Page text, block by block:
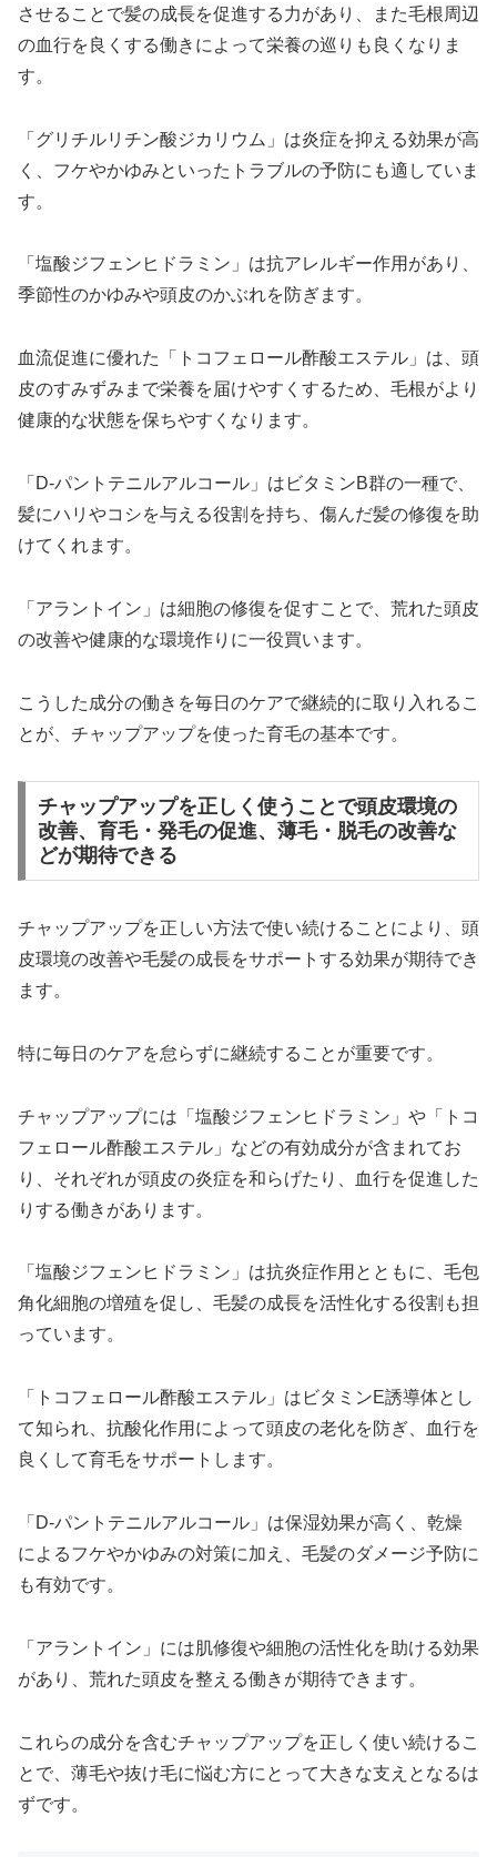
させることで髪の成長を促進する力があり、また毛根周辺
の血行を良くする働きによって栄養の巡りも良くなりま
す。
「グリチルリチン酸ジカリウム」は炎症を抑える効果が高
く、フケやかゆみといったトラブルの予防にも適していま
す。
「塩酸ジフェンヒドラミン」は抗アレルギー作用があり、
季節性のかゆみや頭皮のかぶれを防ぎます。
血流促進に優れた「トコフェロール酢酸エステル」は、頭
皮のすみずみまで栄養を届けやすくするため、毛根がより
健康的な状態を保ちやすくなります。
「D-パントテニルアルコール」はビタミンB群の一種で、
髪にハリやコシを与える役割を持ち、傷んだ髪の修復を助
けてくれます。
「アラントイン」は細胞の修復を促すことで、荒れた頭皮
の改善や健康的な環境作りに一役買います。
こうした成分の働きを毎日のケアで継続的に取り入れるこ
とが、チャップアップを使った育毛の基本です。
チャップアップを正しく使うことで頭皮環境の
改善、育毛・発毛の促進、薄毛・脱毛の改善な
どが期待できる
チャップアップを正しい方法で使い続けることにより、頭
皮環境の改善や毛髪の成長をサポートする効果が期待でき
ます。
特に毎日のケアを怠らずに継続することが重要です。
チャップアップには「塩酸ジフェンヒドラミン」や「トコ
フェロール酢酸エステル」などの有効成分が含まれてお
り、それぞれが頭皮の炎症を和らげたり、血行を促進した
りする働きがあります。
「塩酸ジフェンヒドラミン」は抗炎症作用とともに、毛包
角化細胞の増殖を促し、毛髪の成長を活性化する役割も担
っています。
「トコフェロール酢酸エステル」はビタミンE誘導体とし
て知られ、抗酸化作用によって頭皮の老化を防ぎ、血行を
良くして育毛をサポートします。
「D-パントテニルアルコール」は保湿効果が高く、乾燥
によるフケやかゆみの対策に加え、毛髪のダメージ予防に
も有効です。
「アラントイン」には肌修復や細胞の活性化を助ける効果
があり、荒れた頭皮を整える働きが期待できます。
これらの成分を含むチャップアップを正しく使い続けるこ
とで、薄毛や抜け毛に悩む方にとって大きな支えとなるは
ずです。